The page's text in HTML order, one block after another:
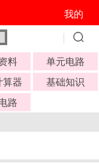
我的
料
单元电路
算器
基础知识
路